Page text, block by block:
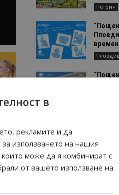
Петрич
Пловдив
в
рекламите и да
използването на нашия
може да я комбинират с
от вашето използване на